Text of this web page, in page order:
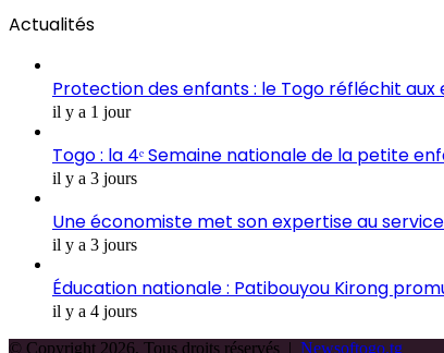
Actualités
Protection des enfants : le Togo réfléchit aux
il y a 1 jour
Togo : la 4ᵉ Semaine nationale de la petite
il y a 3 jours
Une économiste met son expertise au
il y a 3 jours
Éducation nationale : Patibouyou Kirong
il y a 4 jours
© Copyright 2026, Tous droits réservés | Newsoftogo.tg